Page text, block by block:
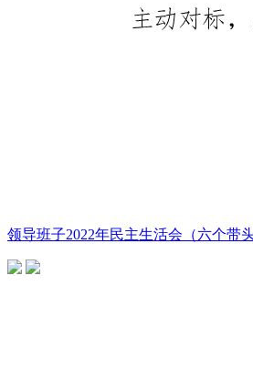
领导班子2022年民主生活会（六个带